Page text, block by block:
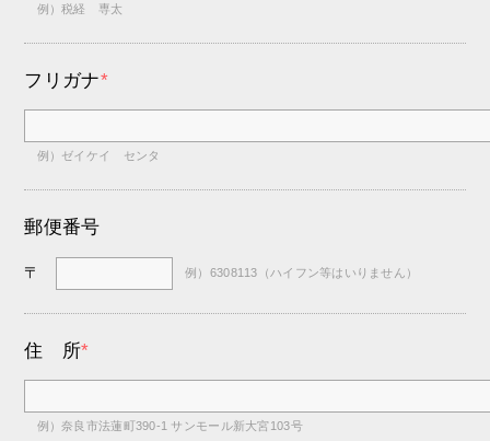
例）税経 専太
フリガナ*
例）ゼイケイ センタ
郵便番号
〒 例）6308113（ハイフン等はいりません）
住 所*
例）奈良市法蓮町390-1 サンモール新大宮103号